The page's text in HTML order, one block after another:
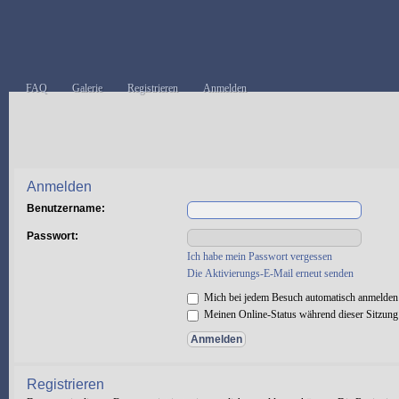
FAQ Galerie Registrieren Anmelden
Anmelden
Benutzername:
Passwort:
Ich habe mein Passwort vergessen
Die Aktivierungs-E-Mail erneut senden
Mich bei jedem Besuch automatisch anmelden
Meinen Online-Status während dieser
Registrieren